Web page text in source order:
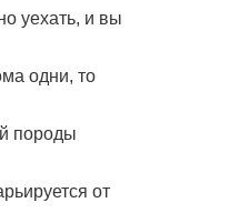
уехать, и вы
одни, то
породы
от